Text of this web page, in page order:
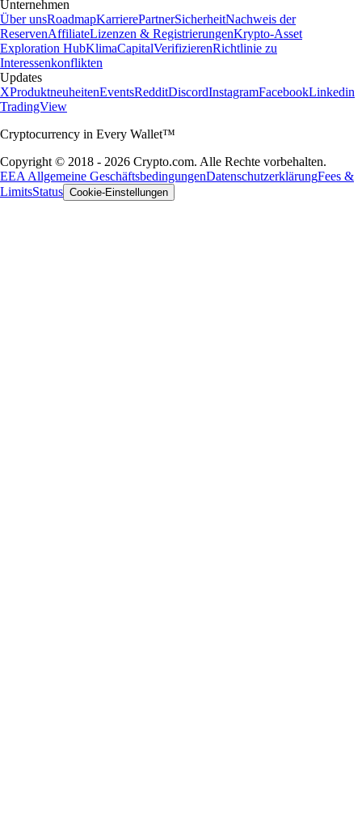
Unternehmen
Über unsRoadmapKarrierePartnerSicherheitNachweis der
ReservenAffiliateLizenzen & RegistrierungenKrypto-Asset
Exploration HubKlimaCapitalVerifizierenRichtlinie zu
Interessenkonflikten
Updates
XProduktneuheitenEventsRedditDiscordInstagramFacebookLinkedin
TradingView
Cryptocurrency in Every Wallet™
Copyright © 2018 - 2026 Crypto.com. Alle Rechte vorbehalten.
EEA Allgemeine GeschäftsbedingungenDatenschutzerklärungFees &
LimitsStatus Cookie-Einstellungen